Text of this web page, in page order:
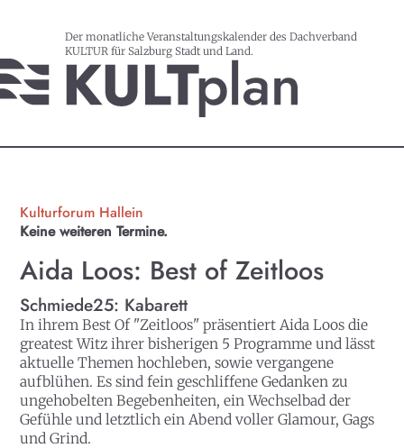
Der monatliche Veranstaltungskalender des Dachverband
KULTUR für Salzburg Stadt und Land.
Kulturforum Hallein
Keine weiteren Termine.
Aida Loos: Best of Zeitloos
Schmiede25: Kabarett
In ihrem Best Of "Zeitloos" präsentiert Aida Loos die
greatest Witz ihrer bisherigen 5 Programme und lässt
aktuelle Themen hochleben, sowie vergangene
aufblühen. Es sind fein geschliffene Gedanken zu
ungehobelten Begebenheiten, ein Wechselbad der
Gefühle und letztlich ein Abend voller Glamour, Gags
und Grind.